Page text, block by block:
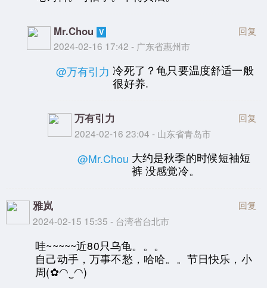
Mr.Chou
2024-02-16 17:42 - 广东省惠州市
回复
@万有引力 冷死了？龟只要温度舒适一般
很好养.
万有引力
2024-02-16 23:04 - 山东省青岛市
回复
@Mr.Chou 大约是秋季的时候短袖短
裤 没感觉冷。
雅岚
2024-02-15 15:35 - 台湾省台北市
回复
哇~~~~~近80只乌龟。。。
自己动手，万事不愁，哈哈。。节日快乐，小
周(✿◠‿◠)